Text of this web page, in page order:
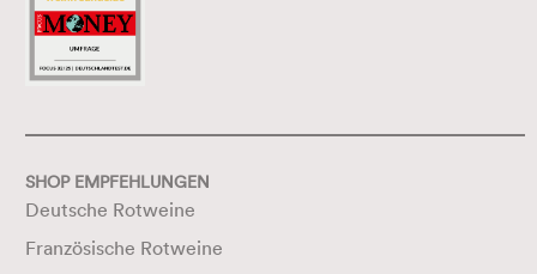
SHOP EMPFEHLUNGEN
Deutsche Rotweine
Französische Rotweine